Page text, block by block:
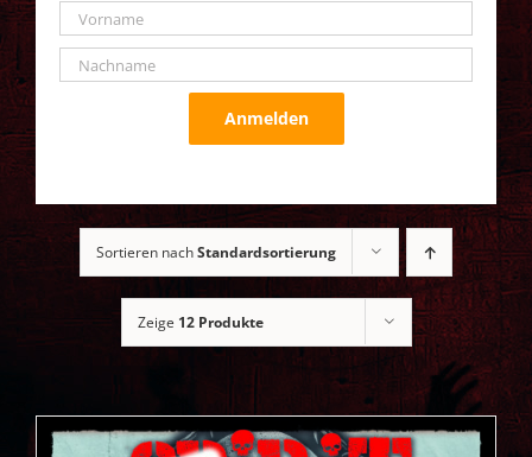
Anmelden
Sortieren nachStandardsortierung
Zeige 12 Produkte